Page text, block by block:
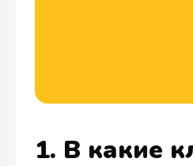
1. В какие